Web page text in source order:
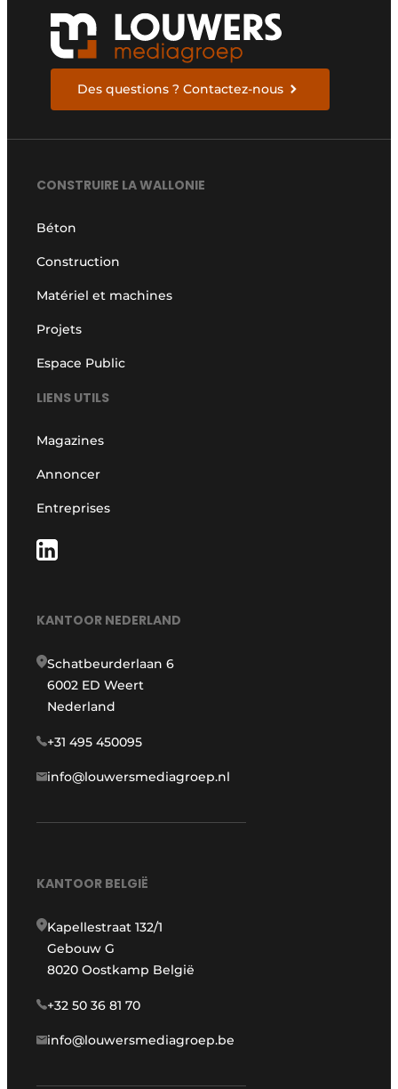
Des questions ? Contactez-nous
CONSTRUIRE LA WALLONIE
Béton
Construction
Matériel et machines
Projets
Espace Public
LIENS UTILS
Magazines
Annoncer
Entreprises
KANTOOR NEDERLAND
Schatbeurderlaan 6
6002 ED Weert
Nederland
+31 495 450095
info@louwersmediagroep.nl
KANTOOR BELGIË
Kapellestraat 132/1
Gebouw G
8020 Oostkamp België
+32 50 36 81 70
info@louwersmediagroep.be